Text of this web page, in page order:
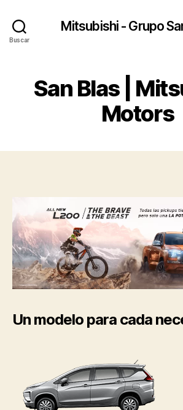
Buscar
Mitsubishi - Grupo
San Blas |
Motors
Un modelo para cada